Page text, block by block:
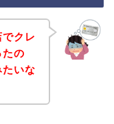
クレ
たの
いな